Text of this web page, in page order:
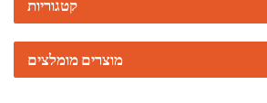
קטגוריות
מוצרים מומלצים